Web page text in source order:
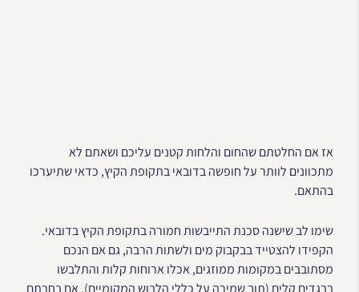
אז אם החלטתם שהחום והלחות קטנים עליכם ושאתם לא
מתכוונים לוותר על חופשה בדובאי בתקופת הקיץ, כדאי שתיערכו
בהתאם.
שימו לב שישנה סכנת התייבשות חמורה בתקופת הקיץ בדובאי.
הקפידו להצטייד בבקבוק מים ולשתות הרבה, גם אם הנכם
מסתובבים במקומות ממוזגים, אכלו ארוחות קלות והתלבשו
בבגדים קלים (תוך שמירה על כללי הלבוש המקומיים). אם בחרתם